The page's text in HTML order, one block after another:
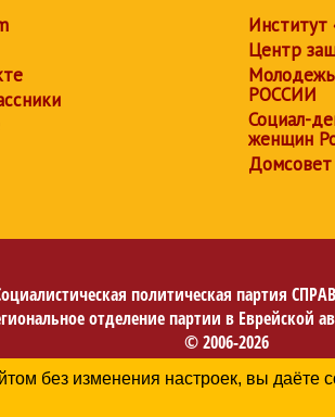
Центр
РОССИИ
Социал-
женщин
Домсовет
политическая партия
отделение партии в Еврейской
© 2006-2026
Политика в отношении обработки
без изменения настроек, вы даёте